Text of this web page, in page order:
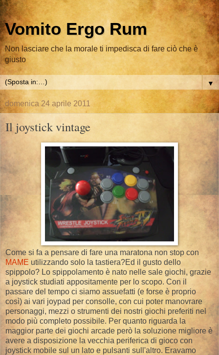
Vomito Ergo Rum
Non lasciare che la morale ti impedisca di fare ciò che è
giusto
▼
domenica 24 aprile 2011
Il joystick vintage
Come si fa a pensare di fare una maratona non stop con
MAME utilizzando solo la tastiera?Ed il gusto dello
spippolo? Lo spippolamento è nato nelle sale giochi, grazie
a joystick studiati appositamente per lo scopo. Con il
passare del tempo ci siamo assuefatti (e forse è proprio
così) ai vari joypad per consolle, con cui poter manovrare
personaggi, mezzi o strumenti dei nostri giochi preferiti nel
modo più completo possibile. Per quanto riguarda la
maggior parte dei giochi arcade però la soluzione migliore è
avere a disposizione la vecchia periferica di gioco con
joystick mobile sul un lato e pulsanti sull'altro. Eravamo